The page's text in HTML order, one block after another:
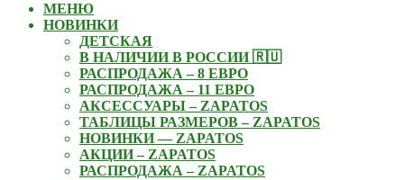
МЕНЮ
НОВИНКИ
ДЕТСКАЯ
В НАЛИЧИИ В РОССИИ 🇷🇺
РАСПРОДАЖА – 8 ЕВРО
РАСПРОДАЖА – 11 ЕВРО
АКСЕССУАРЫ – ZAPATOS
ТАБЛИЦЫ РАЗМЕРОВ – ZAPATOS
НОВИНКИ — ZAPATOS
АКЦИИ – ZAPATOS
РАСПРОДАЖА – ZAPATOS